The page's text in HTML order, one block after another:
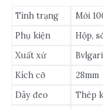
Tình trạng
Mới
Phụ kiện
Hộp,
Xuất xứ
Kích cỡ
28mm
Dây đeo
Thép